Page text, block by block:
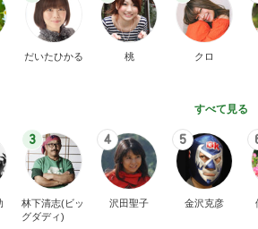
だいたひかる 桃 クロ
すべて見る
3
林下清志(ビッ
グダディ)
4
沢田聖子
5
金沢克彦